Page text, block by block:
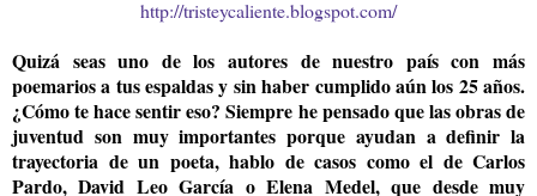
http://tristeycaliente.blogspot.com/
Quizá seas uno de los autores de nuestro país con más
poemarios a tus espaldas y sin haber cumplido aún los 25 años.
¿Cómo te hace sentir eso? Siempre he pensado que las obras de
juventud son muy importantes porque ayudan a definir la
trayectoria de un poeta, hablo de casos como el de Carlos
Pardo, David Leo García o Elena Medel, que desde muy